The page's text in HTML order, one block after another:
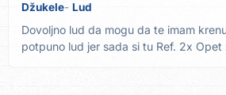
Džukele Lud
Dovoljno lud da mogu da te imam
potpuno lud jer sada si tu Ref. 2x Opet